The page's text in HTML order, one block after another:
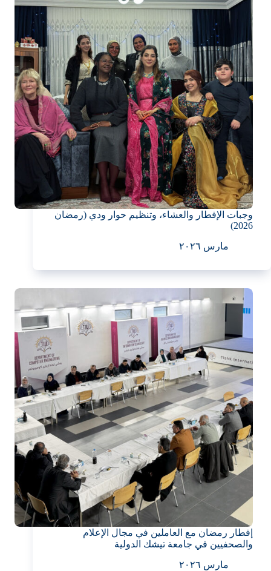
وجبات الإفطار والعشاء، وتنظيم حوار ودي (رمضان
2026)
مارس ٢٠٢٦
إفطار رمضان مع العاملين في مجال الإعلام
والصحفيين في جامعة تيشك الدولية
مارس ٢٠٢٦